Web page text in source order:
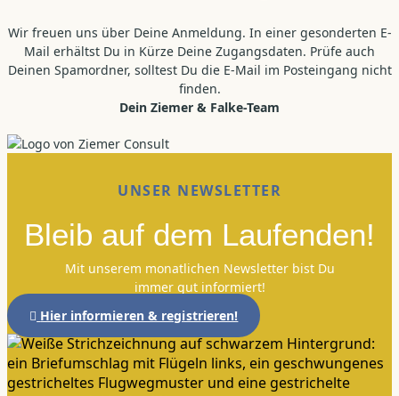
Wir freuen uns über Deine Anmeldung. In einer gesonderten E-
Mail erhältst Du in Kürze Deine Zugangsdaten.​ Prüfe auch
Deinen Spamordner, solltest Du die E-Mail im Posteingang nicht
finden.
Dein Ziemer & Falke-Team
UNSER NEWSLETTER
Bleib auf dem Laufenden!
Mit unserem monatlichen Newsletter bist Du
immer gut informiert!
Hier informieren & registrieren!